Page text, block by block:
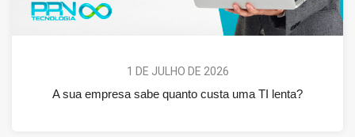
1 DE JULHO DE 2026
A sua empresa sabe quanto custa uma TI lenta?